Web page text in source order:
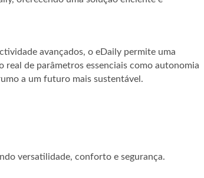
avançados, o eDaily permite uma
de parâmetros essenciais como autonomia
a um futuro mais sustentável.
versatilidade, conforto e segurança.